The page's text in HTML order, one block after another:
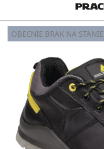
OBECNIE BRAK NA STANIE